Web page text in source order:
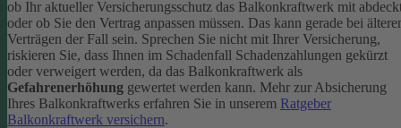
ob Ihr aktueller Versicherungsschutz das Balkonkraftwerk mit
oder ob Sie den Vertrag anpassen müssen. Das kann gerade bei
Verträgen der Fall sein. Sprechen Sie nicht mit Ihrer Versicherung,
riskieren Sie, dass Ihnen im Schadenfall Schadenzahlungen gekürzt
oder verweigert werden, da das Balkonkraftwerk als
Gefahrenerhöhung gewertet werden kann. Mehr zur Absicherung
Ihres Balkonkraftwerks erfahren Sie in unserem Ratgeber
Balkonkraftwerk versichern.